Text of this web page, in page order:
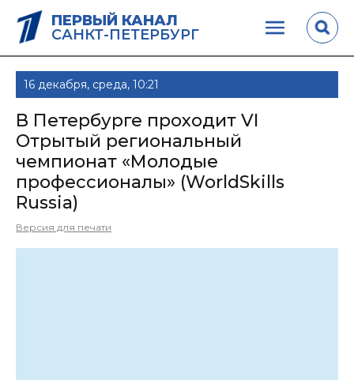
ПЕРВЫЙ КАНАЛ
САНКТ-ПЕТЕРБУРГ
16 декабря, среда, 10:21
В Петербурге проходит VI
Отрытый региональный
чемпионат «Молодые
профессионалы» (WorldSkills
Russia)
Версия для печати